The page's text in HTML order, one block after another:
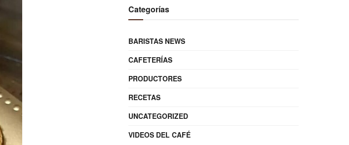
Categorías
BARISTAS NEWS
CAFETERÍAS
PRODUCTORES
RECETAS
UNCATEGORIZED
VIDEOS DEL CAFÉ